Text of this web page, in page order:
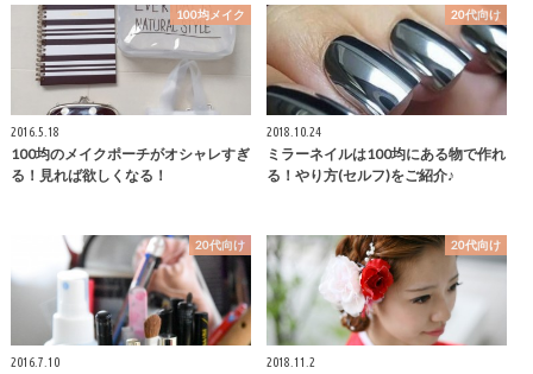
100均メイク
2016.5.18
100均のメイクポーチがオシャレすぎ
る！見れば欲しくなる！
20代向け
2018.10.24
ミラーネイルは100均にある物で作れ
る！やり方(セルフ)をご紹介♪
20代向け
2016.7.10
20代向け
2018.11.2